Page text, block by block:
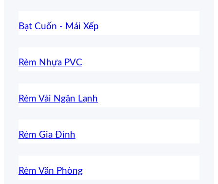
Bạt Cuốn - Mái Xếp
Rèm Nhựa PVC
Rèm Vải Ngăn Lạnh
Rèm Gia Đình
Rèm Văn Phòng